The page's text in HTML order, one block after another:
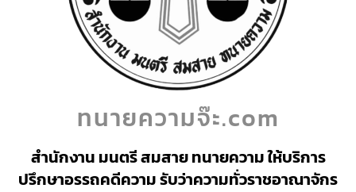
ทนายความจ๊ะ.com
สำนักงาน มนตรี สมสาย ทนายความ ให้บริการ
ปรึกษาอรรถคดีความ รับว่าความทั่วราชอาณาจักร